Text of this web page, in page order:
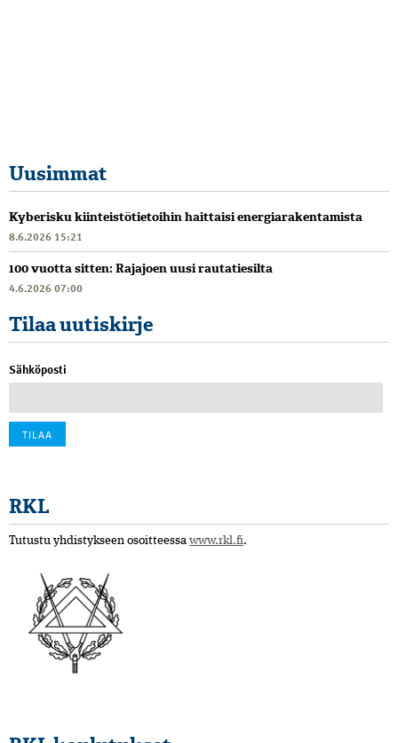
Uusimmat
Kyberisku kiinteistötietoihin haittaisi energiarakentamista
8.6.2026 15:21
100 vuotta sitten: Rajajoen uusi rautatiesilta
4.6.2026 07:00
Tilaa uutiskirje
Sähköposti
RKL
Tutustu yhdistykseen osoitteessa www.rkl.fi.